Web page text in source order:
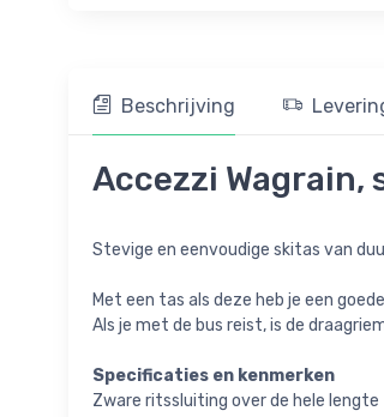
Beschrijving
Accezzi
Stevige en eenvoudige skitas van
Met een tas als deze heb je een
Als je met de bus reist, is de
Specificaties en kenmerken
Zware ritssluiting over de hele lengte